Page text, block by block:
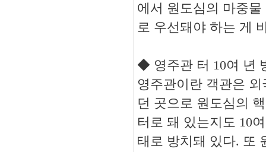
에서 원도심의 마중
로 우선돼야 하는 게
◆ 영주관 터 10여 년
영주관이란 객관은
던 곳으로 원도심의
터로 돼 있는지도 10
태로 방치돼 있다. 또